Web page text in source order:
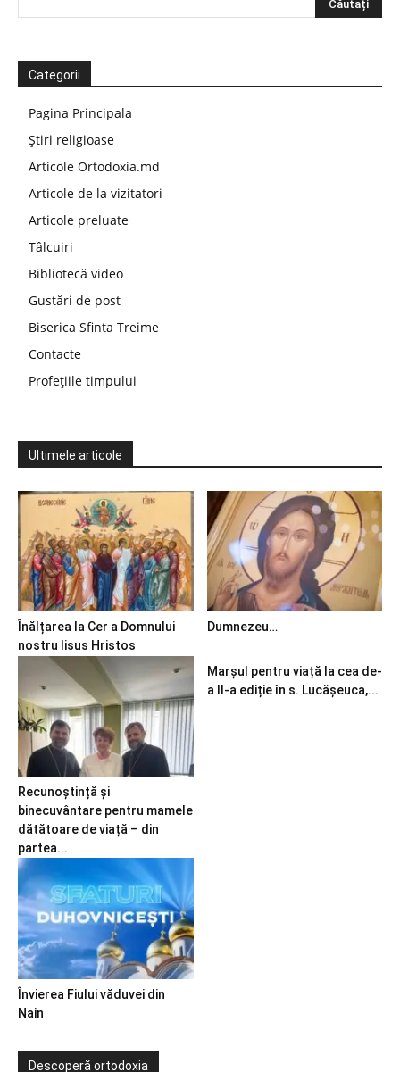
Categorii
Pagina Principala
Știri religioase
Articole Ortodoxia.md
Articole de la vizitatori
Articole preluate
Tâlcuiri
Bibliotecă video
Gustări de post
Biserica Sfinta Treime
Contacte
Profețiile timpului
Ultimele articole
Înălțarea la Cer a Domnului
nostru Iisus Hristos
Dumnezeu…
Recunoștință și
binecuvântare pentru mamele
dătătoare de viață – din
partea...
Marșul pentru viață la cea de-
a II-a ediție în s. Lucășeuca,...
Învierea Fiului văduvei din
Nain
Descoperă ortodoxia